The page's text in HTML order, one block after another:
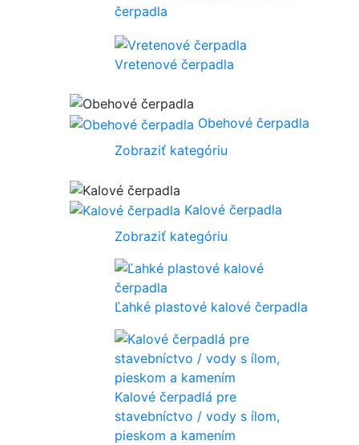
čerpadla
Vretenové čerpadla
Obehové čerpadla
Zobraziť kategóriu
Kalové čerpadla
Zobraziť kategóriu
Ľahké plastové kalové čerpadla
Kalové čerpadlá pre
stavebníctvo / vody s ílom,
pieskom a kamením